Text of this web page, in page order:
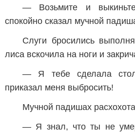
— Возьмите и
спокойно сказал мучной
Слуги бросились
лиса вскочила на ноги и
— Я тебе сделала
приказал меня выбросить!
Мучной падишах
— Я знал, что ты не